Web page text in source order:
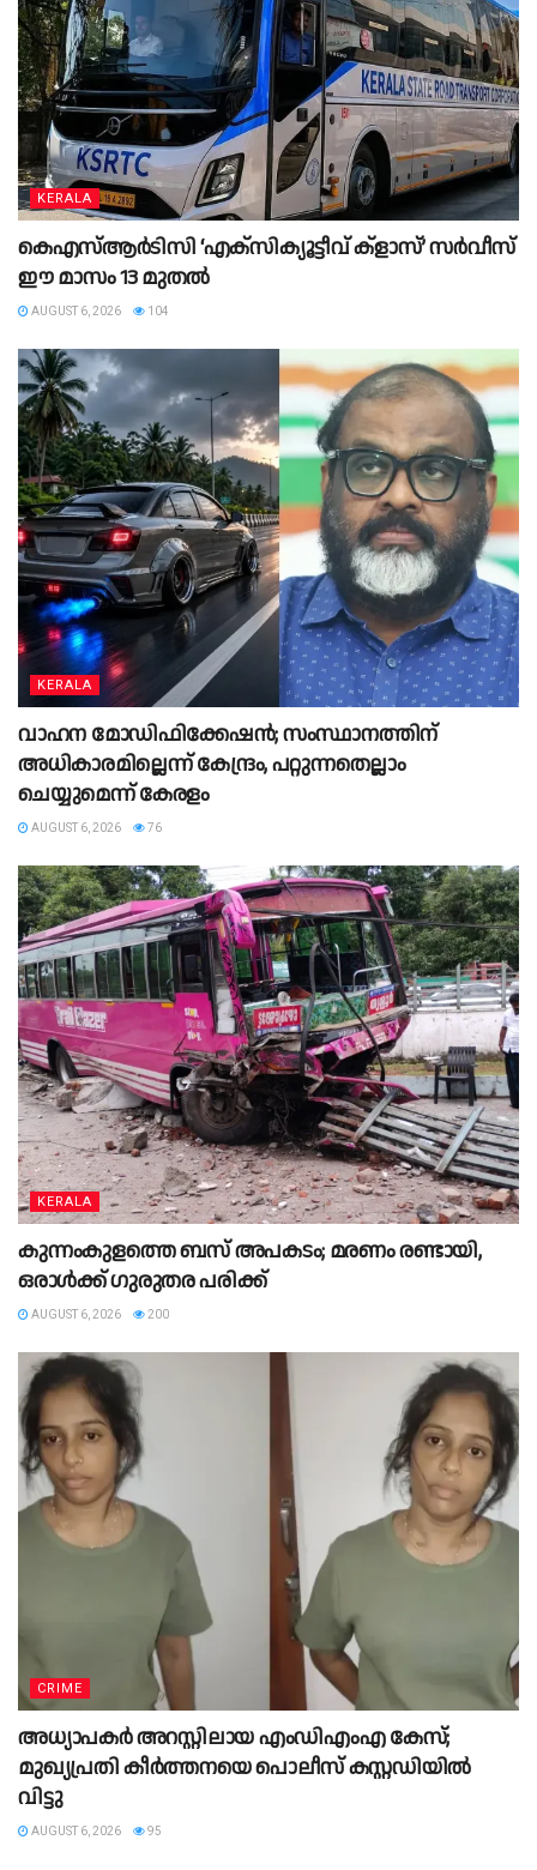
KERALA
കെഎസ്‌ആർടിസി ‘എക്‌സിക്യൂട്ടീവ് ക്ളാസ്’ സർവീസ്
ഈ മാസം 13 മുതൽ
AUGUST 6, 2026 104
KERALA
വാഹന മോഡിഫിക്കേഷൻ; സംസ്ഥാനത്തിന്
അധികാരമില്ലെന്ന് കേന്ദ്രം, പറ്റുന്നതെല്ലാം
ചെയ്യുമെന്ന് കേരളം
AUGUST 6, 2026 76
KERALA
കുന്നംകുളത്തെ ബസ് അപകടം; മരണം രണ്ടായി,
ഒരാള്‍ക്ക് ഗുരുതര പരിക്ക്
AUGUST 6, 2026 200
CRIME
അധ്യാപകർ അറസ്റ്റിലായ എംഡിഎംഎ കേസ്;
മുഖ്യപ്രതി കീർത്തനയെ പൊലീസ് കസ്റ്റഡിയിൽ
വിട്ടു
AUGUST 6, 2026 95